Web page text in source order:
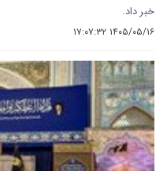
خبر داد.
۱۴۰۵/۰۵/۱۶ ۱۷:۰۷:۳۲